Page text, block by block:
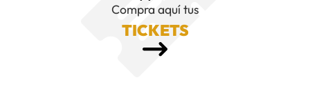
Compra aquí tus
TICKETS